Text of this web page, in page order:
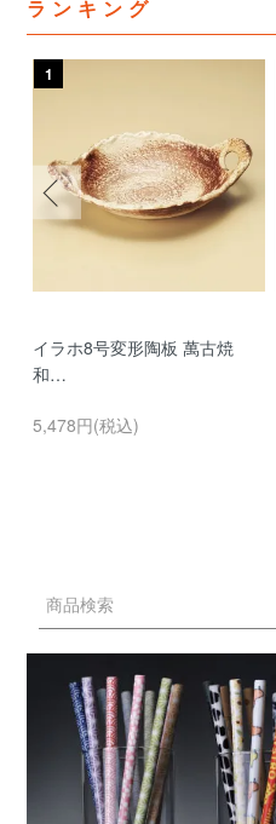
ランキング
1
イラホ8号変形陶板 萬古焼
和…
5,478円(税込)